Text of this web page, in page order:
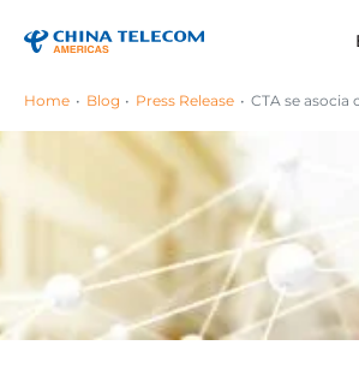
Home Blog Press Release CTA se asocia con